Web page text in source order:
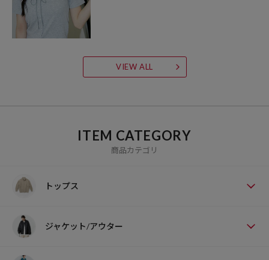
VIEW ALL
ITEM CATEGORY
商品カテゴリ
トップス
ジャケット/アウター